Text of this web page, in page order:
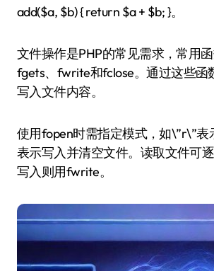
add($a, $b) { return $a + $b; }。
文件操作是PHP的常见需求，常用函
fgets、fwrite和fclose。通过这些函
写入文件内容。
使用fopen时需指定模式，如\”r\”表
表示写入并清空文件。读取文件可
写入则用fwrite。